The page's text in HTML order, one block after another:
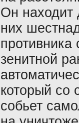
Он находит
них
противника
зенитной
который со
собьет